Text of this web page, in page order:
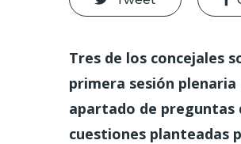
Tres de los concejales
primera sesión
apartado de preguntas
cuestiones planteadas